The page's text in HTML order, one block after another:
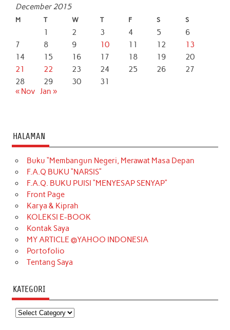
December 2015
M T W T F S S
1 2 3 4 5
6
7
8 9 10 11 12
13
14
15 16 17 18 19
20
21
22 23 24 25 26
27
28
29 30
31
« Nov Jan »
HALAMAN
Buku “Membangun Negeri, Merawat Masa Depan
F.A.Q BUKU “NARSIS”
F.A.Q. BUKU PUISI “MENYESAP SENYAP”
Front Page
Karya & Kiprah
KOLEKSI E-BOOK
Kontak Saya
MY ARTICLE @YAHOO INDONESIA
Portofolio
Tentang Saya
KATEGORI
Kategori